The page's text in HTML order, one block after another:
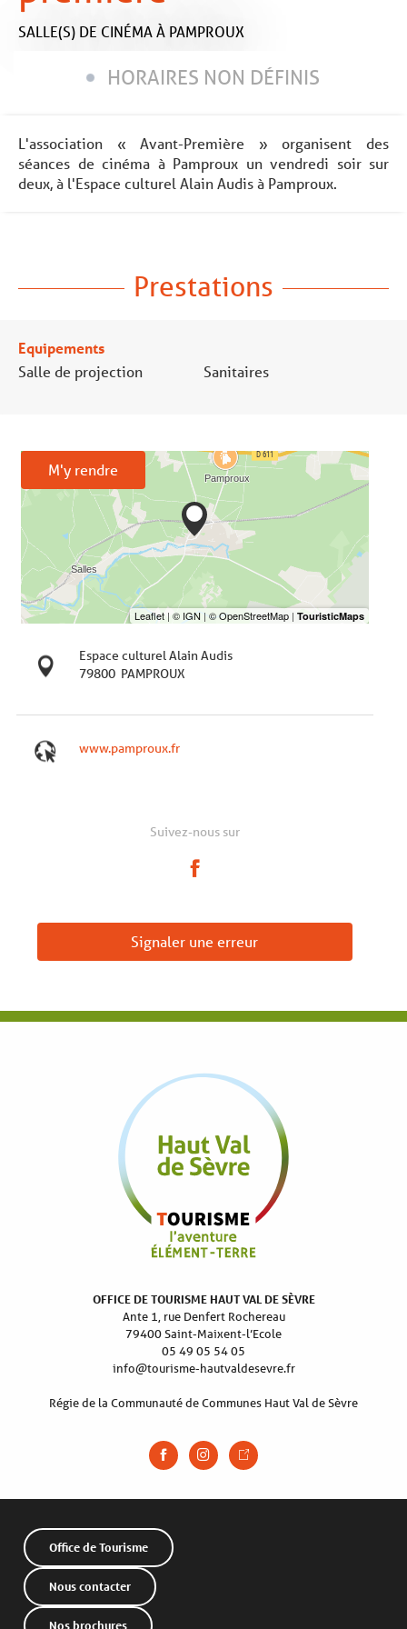
SALLE(S) DE CINÉMAÀ PAMPROUX
HORAIRES NON DÉFINIS
L'association « Avant-Première » organisent des
séances de cinéma à Pamproux un vendredi soir sur
deux, à l'Espace culturel Alain Audis à Pamproux.
Prestations
Equipements
Salle de projection
Sanitaires
M'y rendre
Espace culturel Alain Audis
79800 PAMPROUX
www.pamproux.fr
Suivez-nous sur
Signaler une erreur
OFFICE DE TOURISME HAUT VAL DE SÈVRE
Ante 1, rue Denfert Rochereau
79400 Saint-Maixent-l’Ecole
05 49 05 54 05
info@tourisme-hautvaldesevre.fr
Régie de la Communauté de Communes Haut Val de Sèvre
Office de Tourisme
Nous contacter
Nos brochures